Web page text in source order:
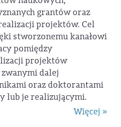
grantów oraz
projektów. Cel
stworzonemu kanałowi
pomiędzy
projektów
dalej
oraz doktorantami
lub je realizującymi.
Więcej »